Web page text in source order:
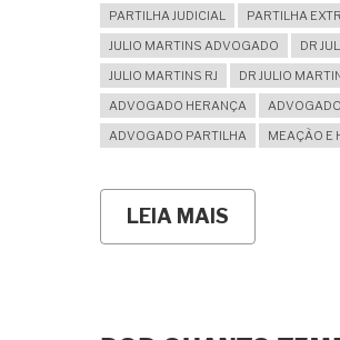
PARTILHA JUDICIAL
PARTILHA
JULIO MARTINS ADVOGADO
DR
JULIO MARTINS RJ
DR JULIO
ADVOGADO HERANÇA
ADVOGADO PARTILHA
MEAÇÃO E
LEIA MAIS